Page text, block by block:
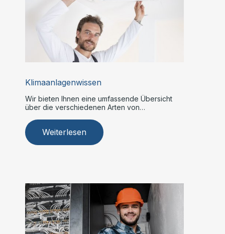
Klimaanlagenwissen
Wir bieten Ihnen eine umfassende Übersicht
über die verschiedenen Arten von
Weiterlesen